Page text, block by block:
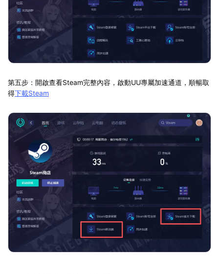
第五步：開啟查看Steam完整內容，啟動UU專屬加速通道，順暢取
得下載Steam